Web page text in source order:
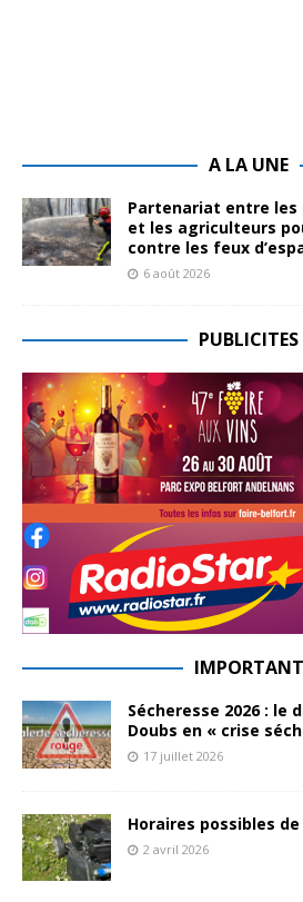
A LA UNE
Partenariat entre les
et les agriculteurs
contre les feux
6 août 2026
PUBLICITES
IMPORTANT
Sécheresse 2026 : le
Doubs en « crise
17 juillet 2026
Horaires possibles
2 avril 2026